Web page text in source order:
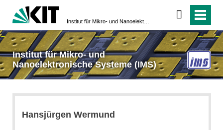
Institut für Mikro- und
Nanoelektronische Systeme (IMS)
Hansjürgen Wermund